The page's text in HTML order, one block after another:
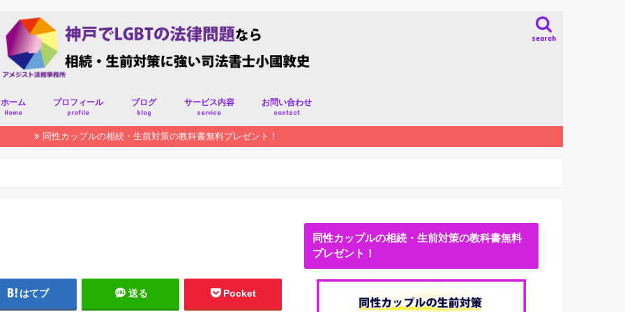
search
ホーム
Home
プロフィール
profile
ブログ
blog
サービス内容
service
お問い合わせ
contact
同性カップルの相続・生前対策の教科書無料プレゼント！
はてブ 送る Pocket
同性カップルの相続・生前対策の教科書無料
プレゼント！